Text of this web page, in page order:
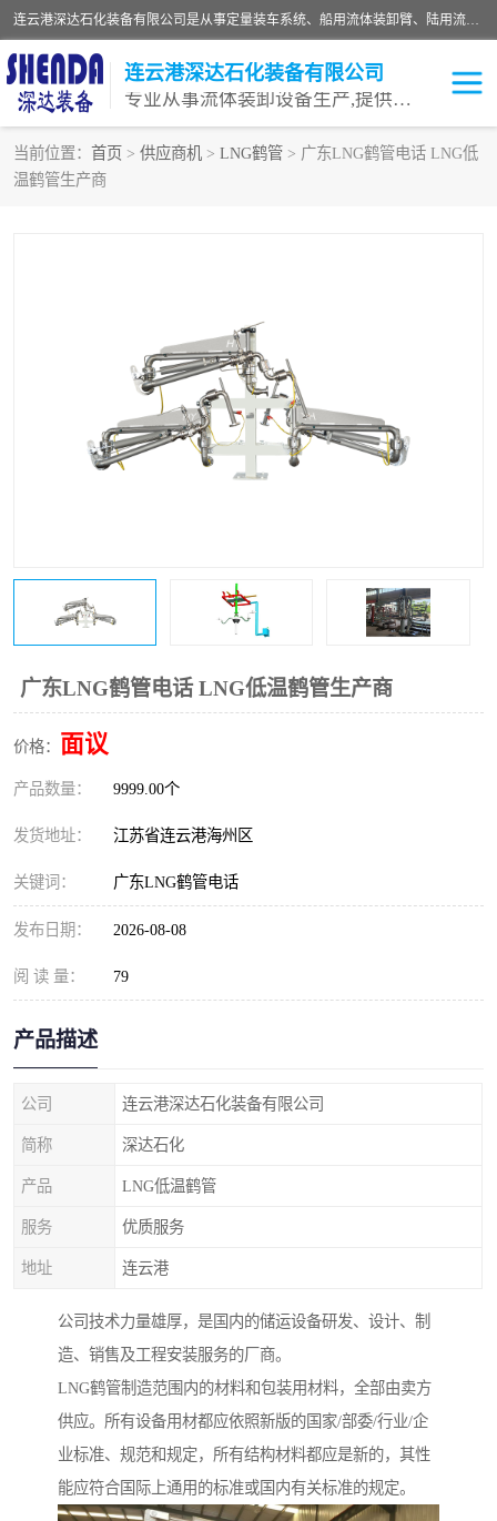
连云港深达石化装备有限公司是从事定量装车系统、船用流体装卸臂、陆用流体装卸臂（鹤管）、活动梯、钢构平台等全系列流体装卸设备的设计、制造、销售以及服务的专业供应商。公司始终以客户为中心，密切跟踪国内外油气储运及装卸设备先进技术的发展，以先进的技术、优质的产品、一流的服务，满足客户需求。
连云港深达石化装备有限公司
专业从事流体装卸设备生产,提供全面解决方案，生产与定制服务
当前位置： 首页 > 供应商机 > LNG鹤管 > 广东LNG鹤管电话 LNG低
温鹤管生产商
广东LNG鹤管电话 LNG低温鹤管生产商
价格： 面议
产品数量： 9999.00个
发货地址： 江苏省连云港海州区
关键词： 广东LNG鹤管电话
发布日期： 2026-08-08
阅 读 量： 79
产品描述
公司 连云港深达石化装备有限公司
简称 深达石化
产品 LNG低温鹤管
服务 优质服务
地址 连云港
公司技术力量雄厚，是国内的储运设备研发、设计、制
造、销售及工程安装服务的厂商。
LNG鹤管制造范围内的材料和包装用材料，全部由卖方
供应。所有设备用材都应依照新版的国家/部委/行业/企
业标准、规范和规定，所有结构材料都应是新的，其性
能应符合国际上通用的标准或国内有关标准的规定。
鹤管
输油臂
汽车鹤管
火车鹤管